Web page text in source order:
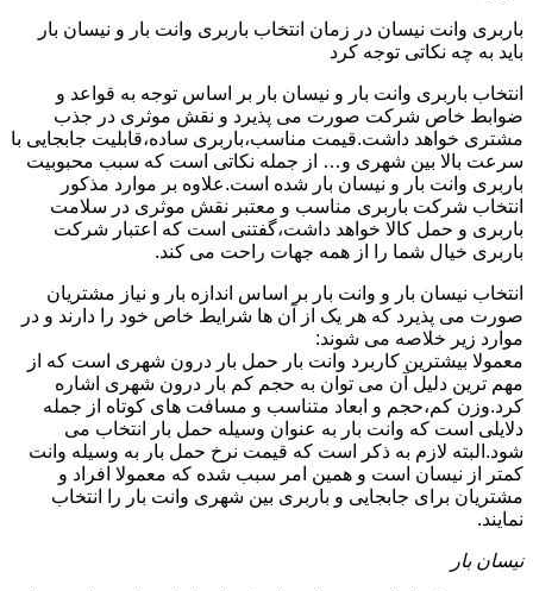
باربری وانت نیسان در زمان انتخاب باربری وانت بار و نیسان بار
باید به چه نکاتی توجه کرد
انتخاب باربری وانت بار و نیسان بار بر اساس توجه به قواعد و
ضوابط خاص شرکت صورت می پذیرد و نقش موثری در جذب
مشتری خواهد داشت.قیمت مناسب،باربری ساده،قابلیت جابجایی با
سرعت بالا بین شهری و… از جمله نکاتی است که سبب محبوبیت
باربری وانت بار و نیسان بار شده است.علاوه بر موارد مذکور
انتخاب شرکت باربری مناسب و معتبر نقش موثری در سلامت
باربری و حمل کالا خواهد داشت،گفتنی است که اعتبار شرکت
باربری خیال شما را از همه جهات راحت می کند.
انتخاب نیسان بار و وانت بار بر اساس اندازه بار و نیاز مشتریان
صورت می پذیرد که هر یک از آن ها شرایط خاص خود را دارند و در
موارد زیر خلاصه می شوند:
معمولا بیشترین کاربرد وانت بار حمل بار درون شهری است که از
مهم ترین دلیل آن می توان به حجم کم بار درون شهری اشاره
کرد.وزن کم،حجم و ابعاد متناسب و مسافت های کوتاه از جمله
دلایلی است که وانت بار به عنوان وسیله حمل بار انتخاب می
شود.البته لازم به ذکر است که قیمت نرخ حمل بار به وسیله وانت
کمتر از نیسان است و همین امر سبب شده که معمولا افراد و
مشتریان برای جابجایی و باربری بین شهری وانت بار را انتخاب
نمایند.
نیسان بار